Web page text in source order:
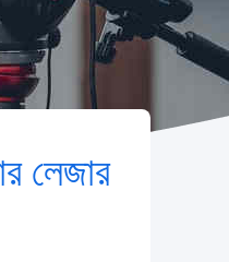
লেজার